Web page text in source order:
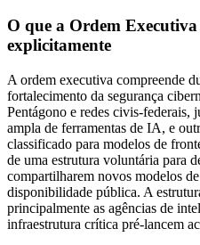
O que a Ordem
explicitamente
A ordem executiva compreende
fortalecimento da segurança
Pentágono e redes civis-federais,
ampla de ferramentas de IA, e
classificado para modelos de
de uma estrutura voluntária para
compartilharem novos modelos
disponibilidade pública. A
principalmente as agências de
infraestrutura crítica pré-lancem